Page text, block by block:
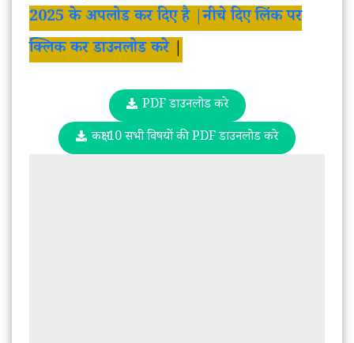
2025 के अपलोड कर दिए है |नीचे दिए लिंक पर
क्लिक कर डाउनलोड करे |
PDF डाउनलोड करे
कक्षा 10 सभी विषयों की PDF डाउनलोड करे